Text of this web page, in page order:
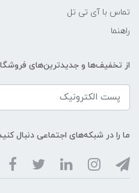
تماس با آی تی تل
راهنما
از تخفیف‌ها و جدیدترین‌های
ما را در شبکه‌های اجتماعی دنبال